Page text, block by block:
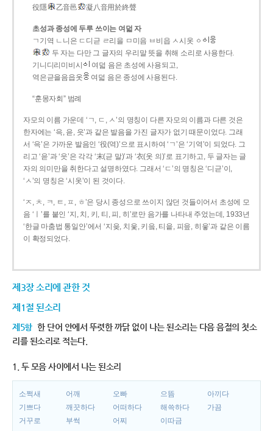
役隱
乙音邑 凝八音用於終聲
초성과 종성에 두루 쓰이는 여덟 자
ㄱ기역 ㄴ니은 ㄷ디귿 ㄹ리을 ㅁ미음 ㅂ비읍 ㅅ시옷 ㆁ
두 자는 다만 그 글자의 우리말 뜻을 취해 소리로 사용한다.
기니디리미비시
여덟 음은 초성에 사용되고,
역은귿을음읍옷
여덟 음은 종성에 사용된다.
“훈몽자회” 범례
자모의 이름 가운데 ‘ㄱ, ㄷ, ㅅ’의 명칭이 다른 자모의 이름과 다른 것은
한자에는 ‘윽, 읃, 읏’과 같은 발음을 가진 글자가 없기 때문이었다. 그래
서 ‘윽’은 가까운 발음인 ‘役(역)’으로 표시하여 ‘ㄱ’은 ‘기역’이 되었다. 그
리고 ‘읃’과 ‘읏’은 각각 ‘末(귿 말)’과 ‘衣(옷 의)’로 표기하고, 두 글자는 글
자의 의미만을 취한다고 설명하였다. 그래서 ‘ㄷ’의 명칭은 ‘디귿’이,
‘ㅅ’의 명칭은 ‘시옷’이 된 것이다.
‘ㅈ, ㅊ, ㅋ, ㅌ, ㅍ, ㅎ’은 당시 종성으로 쓰이지 않던 것들이어서 초성에 모
음 ‘ㅣ’를 붙인 ‘지, 치, 키, 티, 피, 히’로만 음가를 나타내 주었는데, 1933년
‘한글 마춤법 통일안’에서 ‘지읒, 치읓, 키읔, 티읕, 피읖, 히읗’과 같은 이름
이 확정되었다.
제3장 소리에 관한 것
제1절 된소리
제5항 한 단어 안에서 뚜렷한 까닭 없이 나는 된소리는 다음 음절의 첫소
리를 된소리로 적는다.
1. 두 모음 사이에서 나는 된소리
소쩍새 어깨 오빠 으뜸
아끼다
기쁘다
깨끗하다 어떠하다 해쓱하다
가끔
거꾸로
부썩 어찌 이따금